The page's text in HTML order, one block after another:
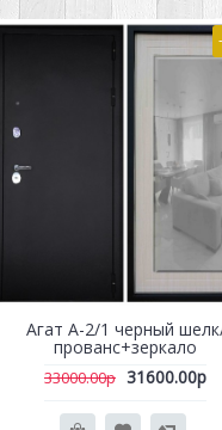
Агат А-2/1 черный
прованс+зеркало
33000.00р 31600.00р